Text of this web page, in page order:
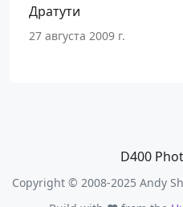
Дратути
27 августа 2009 г.
D400
Copyright © 2008-2025 Andy